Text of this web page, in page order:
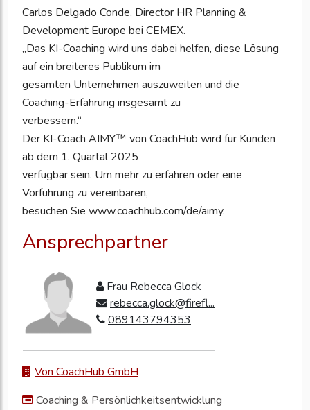
Carlos Delgado Conde, Director HR Planning &
Development Europe bei CEMEX.
„Das KI-Coaching wird uns dabei helfen, diese Lösung
auf ein breiteres Publikum im
gesamten Unternehmen auszuweiten und die
Coaching-Erfahrung insgesamt zu
verbessern.“
Der KI-Coach AIMY™ von CoachHub wird für Kunden
ab dem 1. Quartal 2025
verfügbar sein. Um mehr zu erfahren oder eine
Vorführung zu vereinbaren,
besuchen Sie www.coachhub.com/de/aimy.
Ansprechpartner
Frau Rebecca Glock
rebecca.glock@firefl...
089143794353
Von CoachHub GmbH
Coaching & Persönlichkeitsentwicklung